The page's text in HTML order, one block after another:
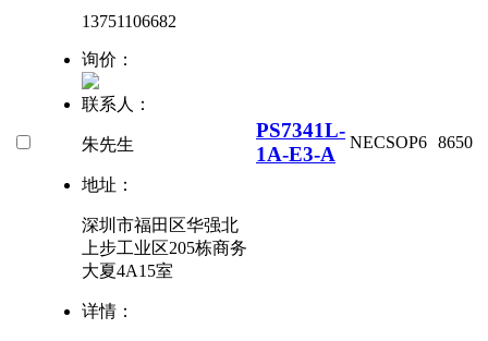
13751106682
询价：
联系人：
朱先生
地址：
深圳市福田区华强北
上步工业区205栋商务
大夏4A15室
详情：
PS7341L-
1A-E3-A
NECSOP6 8650